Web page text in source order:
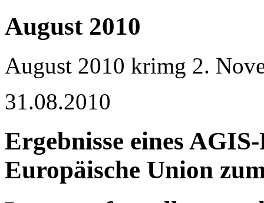
August 2010
August 2010 krimg 2.
31.08.2010
Ergebnisse eines
Europäische Union